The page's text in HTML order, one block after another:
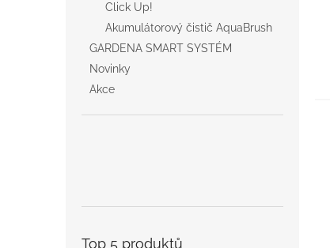
Click Up!
Akumulátorový čistič AquaBrush
GARDENA SMART SYSTÉM
Novinky
Akce
Top 5 produktů